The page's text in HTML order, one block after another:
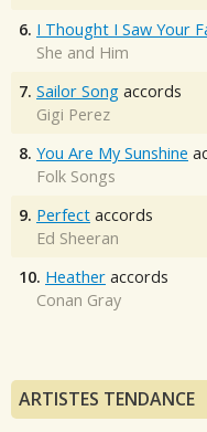
6. I Thought I Saw Your
She and Him
7. Sailor Song accords
Gigi Perez
8. You Are My Sunshine
Folk Songs
9. Perfect accords
Ed Sheeran
10. Heather accords
Conan Gray
ARTISTES TENDANCE